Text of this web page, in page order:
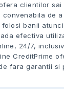
clientilor
de
banii
efectiva
24/7,
CreditPrime
fara garantii si